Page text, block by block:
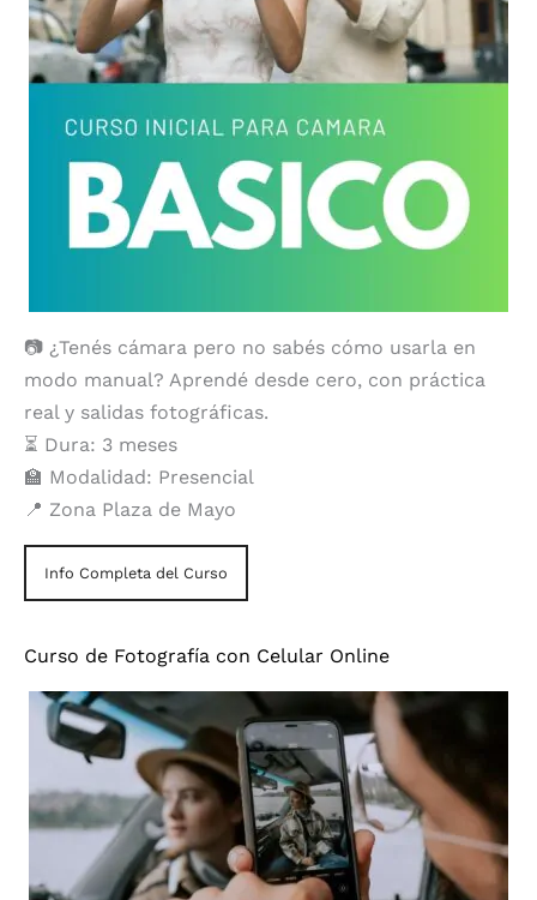
📷 ¿Tenés cámara pero no sabés cómo usarla en
modo manual? Aprendé desde cero, con práctica
real y salidas fotográficas.
⏳ Dura: 3 meses
🏫 Modalidad: Presencial
📍 Zona Plaza de Mayo
Info Completa del Curso
Curso de Fotografía con Celular Online